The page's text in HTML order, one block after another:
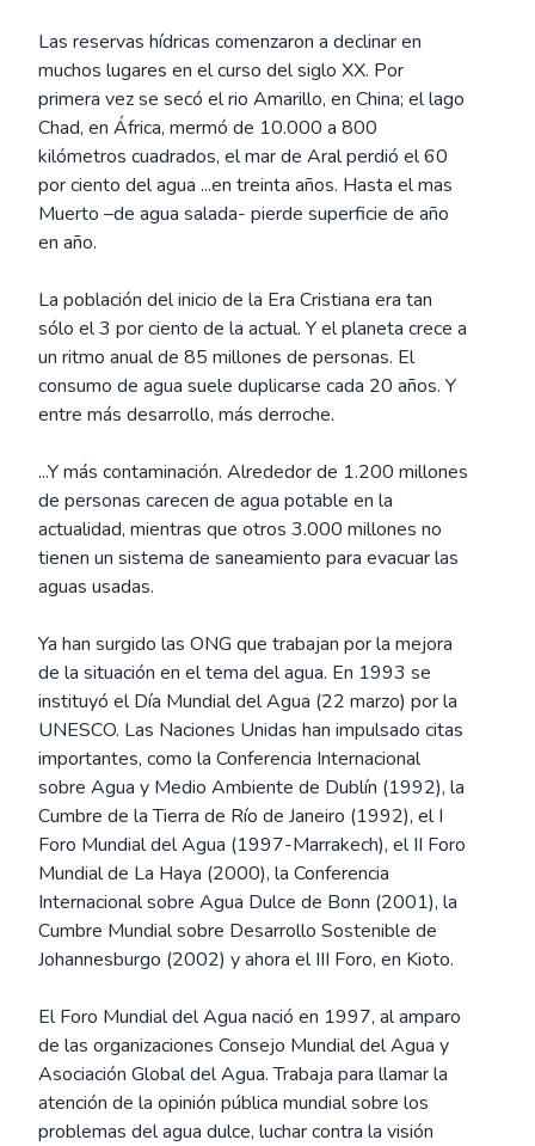
Las reservas hídricas comenzaron a declinar en
muchos lugares en el curso del siglo XX. Por
primera vez se secó el rio Amarillo, en China; el lago
Chad, en África, mermó de 10.000 a 800
kilómetros cuadrados, el mar de Aral perdió el 60
por ciento del agua ...en treinta años. Hasta el mas
Muerto –de agua salada- pierde superficie de año
en año.
La población del inicio de la Era Cristiana era tan
sólo el 3 por ciento de la actual. Y el planeta crece a
un ritmo anual de 85 millones de personas. El
consumo de agua suele duplicarse cada 20 años. Y
entre más desarrollo, más derroche.
...Y más contaminación. Alrededor de 1.200 millones
de personas carecen de agua potable en la
actualidad, mientras que otros 3.000 millones no
tienen un sistema de saneamiento para evacuar las
aguas usadas.
Ya han surgido las ONG que trabajan por la mejora
de la situación en el tema del agua. En 1993 se
instituyó el Día Mundial del Agua (22 marzo) por la
UNESCO. Las Naciones Unidas han impulsado citas
importantes, como la Conferencia Internacional
sobre Agua y Medio Ambiente de Dublín (1992), la
Cumbre de la Tierra de Río de Janeiro (1992), el I
Foro Mundial del Agua (1997-Marrakech), el II Foro
Mundial de La Haya (2000), la Conferencia
Internacional sobre Agua Dulce de Bonn (2001), la
Cumbre Mundial sobre Desarrollo Sostenible de
Johannesburgo (2002) y ahora el III Foro, en Kioto.
El Foro Mundial del Agua nació en 1997, al amparo
de las organizaciones Consejo Mundial del Agua y
Asociación Global del Agua. Trabaja para llamar la
atención de la opinión pública mundial sobre los
problemas del agua dulce, luchar contra la visión